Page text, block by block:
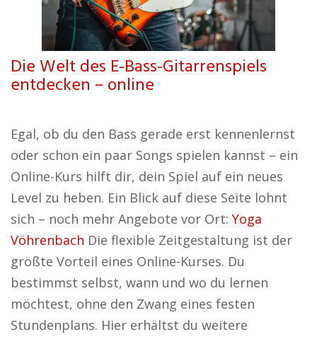
Die Welt des E-Bass-Gitarrenspiels
entdecken – online
Egal, ob du den Bass gerade erst kennenlernst
oder schon ein paar Songs spielen kannst – ein
Online-Kurs hilft dir, dein Spiel auf ein neues
Level zu heben. Ein Blick auf diese Seite lohnt
sich – noch mehr Angebote vor Ort: Yoga
Vöhrenbach Die flexible Zeitgestaltung ist der
größte Vorteil eines Online-Kurses. Du
bestimmst selbst, wann und wo du lernen
möchtest, ohne den Zwang eines festen
Stundenplans. Hier erhältst du weitere